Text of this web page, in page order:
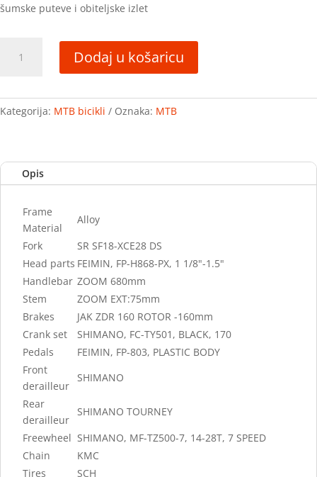
šumske puteve i obiteljske izlet
MAVERICK
Dodaj u košaricu
Kategorija: MTB bicikli Oznaka: MTB
Opis
Frame
Material
Alloy
Fork
SR SF18-XCE28 DS
Head parts FEIMIN, FP-H868-PX, 1 1/8"-1.5"
Handlebar ZOOM 680mm
Stem
ZOOM EXT:75mm
Brakes
JAK ZDR 160 ROTOR -160mm
Crank set
SHIMANO, FC-TY501, BLACK, 170
Pedals
FEIMIN, FP-803, PLASTIC BODY
Front
derailleur
SHIMANO
Rear
derailleur
SHIMANO TOURNEY
Freewheel SHIMANO, MF-TZ500-7, 14-28T, 7 SPEED
Chain
KMC
Tires
SCH